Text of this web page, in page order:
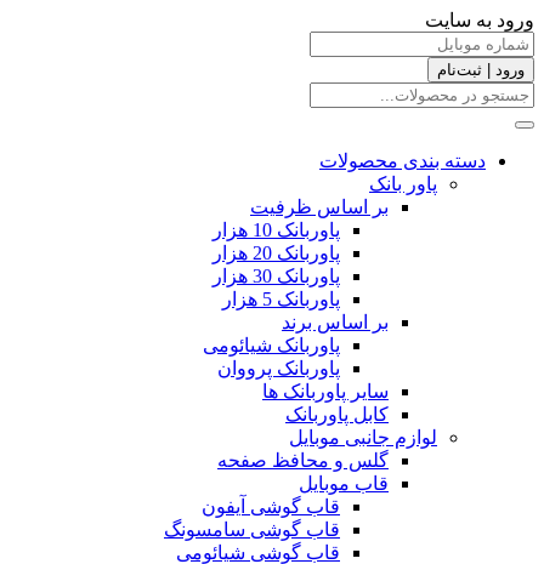
ورود به سایت
ورود | ثبت‌نام
دسته بندی محصولات
پاور بانک
بر اساس ظرفیت
پاوربانک 10 هزار
پاوربانک 20 هزار
پاوربانک 30 هزار
پاوربانک 5 هزار
بر اساس برند
پاوربانک شیائومی
پاوربانک پرووان
سایر پاوربانک ها
کابل پاوربانک
لوازم جانبی موبایل
گلس و محافظ صفحه
قاب موبایل
قاب گوشی آیفون
قاب گوشی سامسونگ
قاب گوشی شیائومی